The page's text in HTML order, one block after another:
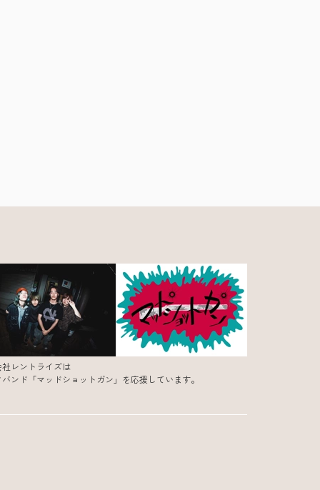
レントライズは
バンド「マッドショットガン」を応援しています。